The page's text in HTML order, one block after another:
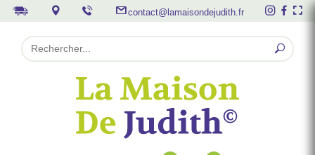
contact@lamaisondejudith.fr